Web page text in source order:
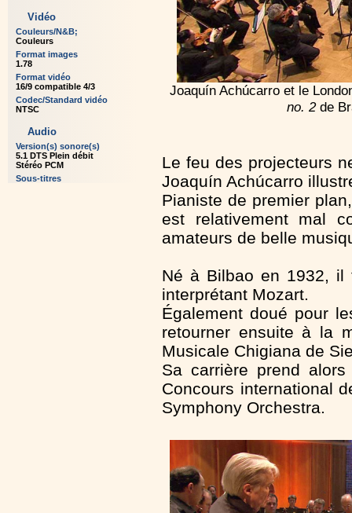
Vidéo
Couleurs/N&B;
Couleurs
Format images
1.78
Format vidéo
16/9 compatible 4/3
Codec/Standard vidéo
NTSC
Audio
Version(s) sonore(s)
5.1 DTS Plein débit
Stéréo PCM
Sous-titres
Joaquín Achúcarro et le
no. 2de
Le feu des projecteurs
Joaquín Achúcarro
Pianiste de premier
est relativement mal
amateurs de belle
Né à Bilbao en 1932, il
interprétant Mozart.
Également doué pour
retourner ensuite à la
Musicale Chigiana de
Sa carrière prend
Concours international
Symphony Orchestra.